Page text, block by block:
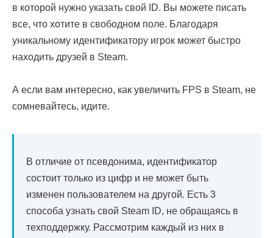
в которой нужно указать свой ID. Вы можете писать
все, что хотите в свободном поле. Благодаря
уникальному идентификатору игрок может быстро
находить друзей в Steam.
А если вам интересно, как увеличить FPS в Steam, не
сомневайтесь, идите.
В отличие от псевдонима, идентификатор
состоит только из цифр и не может быть
изменен пользователем на другой. Есть 3
способа узнать свой Steam ID, не обращаясь в
техподдержку. Рассмотрим каждый из них в